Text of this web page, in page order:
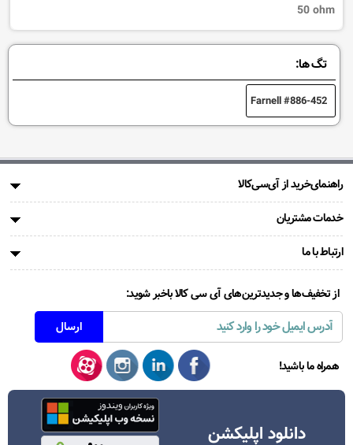
50 ohm
تگ ها:
886-452 Farnell
راهنمای‌خرید از آی‌سی‌کالا
خدمات مشتریان
ارتباط با ما
از تخفیف‌ها و جدیدترین‌های آی سی کالا باخبر شوید:
همراه ما باشید!
دانلود اپلیکشن